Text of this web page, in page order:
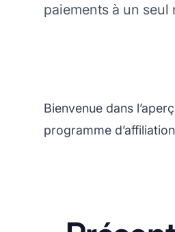
paiements à un
Bienvenue dans
programme